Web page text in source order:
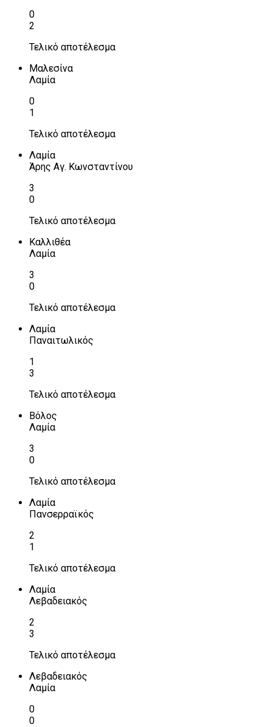
0
2
Τελικό αποτέλεσμα
Μαλεσίνα
Λαμία
0
1
Τελικό αποτέλεσμα
Λαμία
Άρης Αγ. Κωνσταντίνου
3
0
Τελικό αποτέλεσμα
Καλλιθέα
Λαμία
3
0
Τελικό αποτέλεσμα
Λαμία
Παναιτωλικός
1
3
Τελικό αποτέλεσμα
Βόλος
Λαμία
3
0
Τελικό αποτέλεσμα
Λαμία
Πανσερραϊκός
2
1
Τελικό αποτέλεσμα
Λαμία
Λεβαδειακός
2
3
Τελικό αποτέλεσμα
Λεβαδειακός
Λαμία
0
0